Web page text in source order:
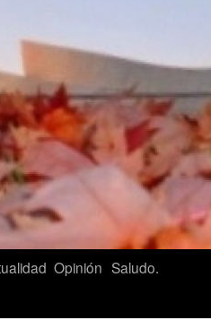
Opinión Saludo.